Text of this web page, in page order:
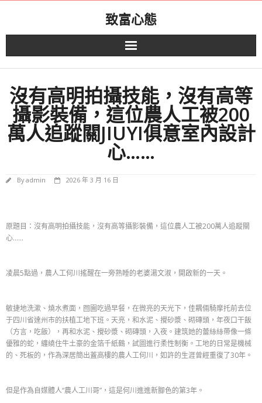
致富心態
沒有高明拍攝技能，沒有高等
攝影裝備，這位農人工被200
萬人追蹤關JIUYI俱意室內設計
心……
Byadmin 2026 年 3 月 16 日
原題目：沒有高明拍攝技能，沒有高等攝影裝備，這位農人工被200萬人追蹤關
心……
凌晨5點過，農人工何川搖醒在一旁熟睡的老婆湯文淑，開啟新的一天。
敏捷地洗漱、燒水煮面，囫圇吃過早餐，在微亮的天光下，佳耦倆騎摩托前去位
于四川省達州市的扶植工地下班。天亮，和水泥、攪砂漿、砌磚頭，年夜口干飯
（方言，吃飯），再和水泥、攪砂漿、砌磚頭，入夜。建筑她的蕾絲絲帶像一條
優雅的蛇，纏繞住牛土豪的金箔千紙鶴，試圖進行柔性制衡。工地的日常是機械
的、死板的，作為深居簡出蓋高樓的農人工何川，如許的生涯曾經重復了30年。
但是作為自媒體人“農人工川哥”，這是何川進進新腳色的第3年。